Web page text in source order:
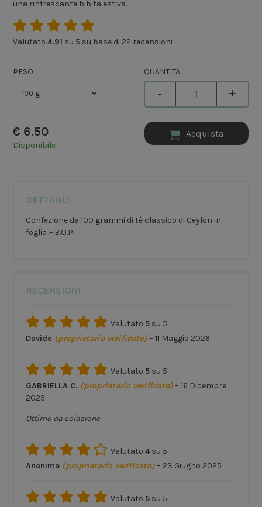
una rinfrescante bibita estiva.
Valutato4.91 su 5 su base di 22 recensioni
PESO
€ 6.50
Disponibile
QUANTITÀ
- +
Acquista
DETTAGLI
Confezione da 100 grammi di tè classico di Ceylon in
foglia F.B.O.P.
RECENSIONI
Valutato 5 su 5
Davide (proprietario verificato) – 11 Maggio 2026
Valutato 5 su 5
GABRIELLA C. (proprietario verificato) – 16 Dicembre
2025
Ottimo da colazione
Valutato4su 5
Anonimo (proprietario verificato) – 23 Giugno 2025
Valutato 5 su 5